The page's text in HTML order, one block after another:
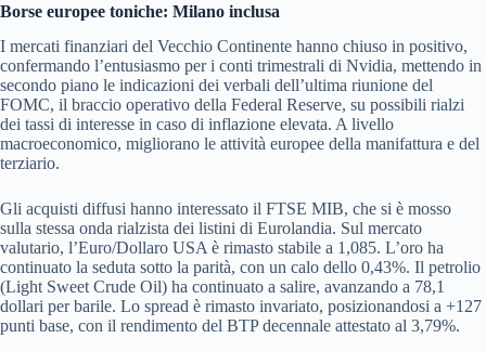
Borse europee toniche: Milano inclusa
I mercati finanziari del Vecchio Continente hanno chiuso in positivo,
confermando l’entusiasmo per i conti trimestrali di Nvidia, mettendo in
secondo piano le indicazioni dei verbali dell’ultima riunione del
FOMC, il braccio operativo della Federal Reserve, su possibili rialzi
dei tassi di interesse in caso di inflazione elevata. A livello
macroeconomico, migliorano le attività europee della manifattura e del
terziario.
Gli acquisti diffusi hanno interessato il FTSE MIB, che si è mosso
sulla stessa onda rialzista dei listini di Eurolandia. Sul mercato
valutario, l’Euro/Dollaro USA è rimasto stabile a 1,085. L’oro ha
continuato la seduta sotto la parità, con un calo dello 0,43%. Il petrolio
(Light Sweet Crude Oil) ha continuato a salire, avanzando a 78,1
dollari per barile. Lo spread è rimasto invariato, posizionandosi a +127
punti base, con il rendimento del BTP decennale attestato al 3,79%.